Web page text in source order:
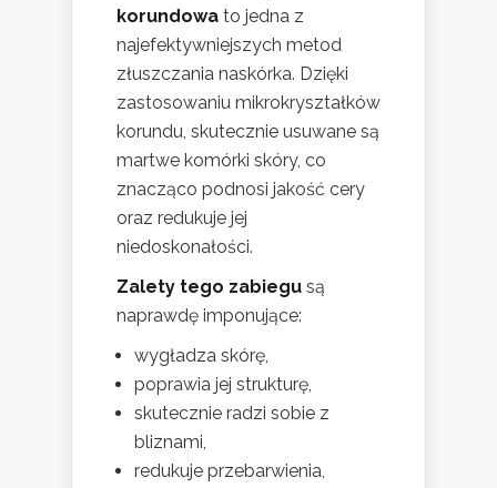
korundowa to jedna z
najefektywniejszych metod
złuszczania naskórka. Dzięki
zastosowaniu mikrokryształków
korundu, skutecznie usuwane są
martwe komórki skóry, co
znacząco podnosi jakość cery
oraz redukuje jej
niedoskonałości.
Zalety tego zabiegu są
naprawdę imponujące:
wygładza skórę,
poprawia jej strukturę,
skutecznie radzi sobie z
bliznami,
redukuje przebarwienia,